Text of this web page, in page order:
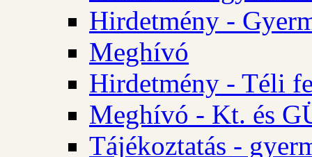
Hirdetmény -
Meghívó
Hirdetmény - Téli
Meghívó - Kt. és
Tájékoztatás -